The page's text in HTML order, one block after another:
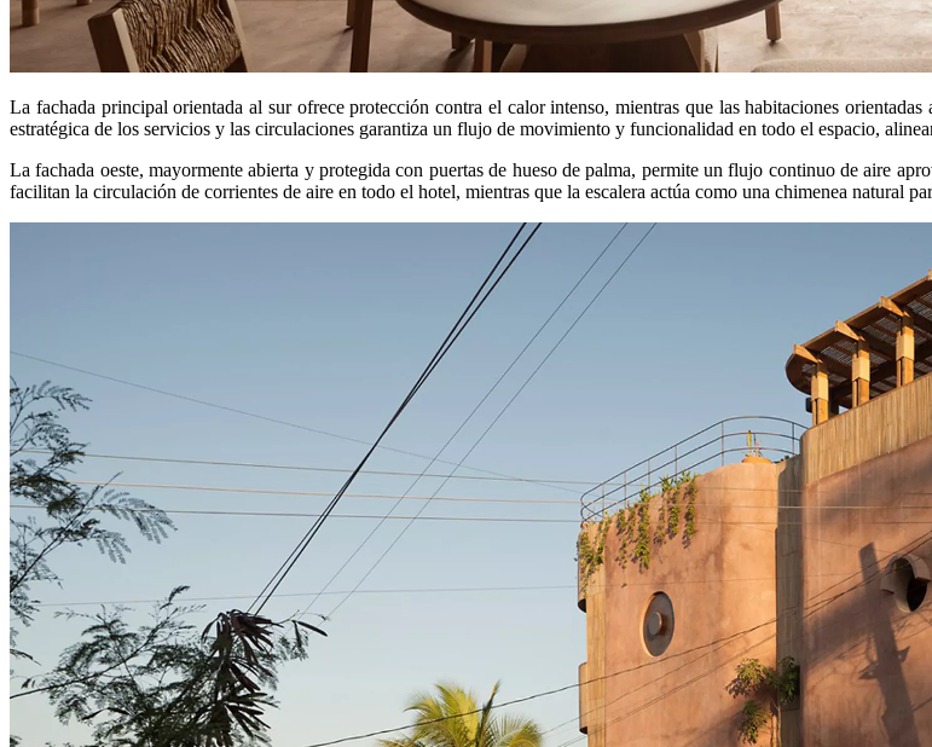
La fachada principal orientada al sur ofrece protección contra el calor intenso, mientras que las habitaciones
estratégica de los servicios y las circulaciones garantiza un flujo de movimiento y funcionalidad en todo el espacio,
La fachada oeste, mayormente abierta y protegida con puertas de hueso de palma, permite un flujo continuo de aire
facilitan la circulación de corrientes de aire en todo el hotel, mientras que la escalera actúa como una chimenea natural